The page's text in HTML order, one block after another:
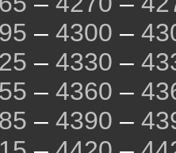
– 4300 –
– 4330 –
– 4360 –
– 4390 –